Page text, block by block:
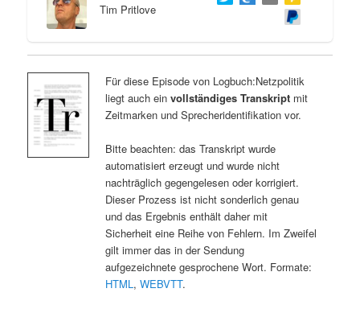
Tim Pritlove
Für diese Episode von Logbuch:Netzpolitik
liegt auch ein vollständiges Transkriptmit
Zeitmarken und Sprecheridentifikation vor.
Bitte beachten: das Transkript wurde
automatisiert erzeugt und wurde nicht
nachträglich gegengelesen oder korrigiert.
Dieser Prozess ist nicht sonderlich genau
und das Ergebnis enthält daher mit
Sicherheit eine Reihe von Fehlern. Im Zweifel
gilt immer das in der Sendung
aufgezeichnete gesprochene Wort. Formate:
HTML, WEBVTT.